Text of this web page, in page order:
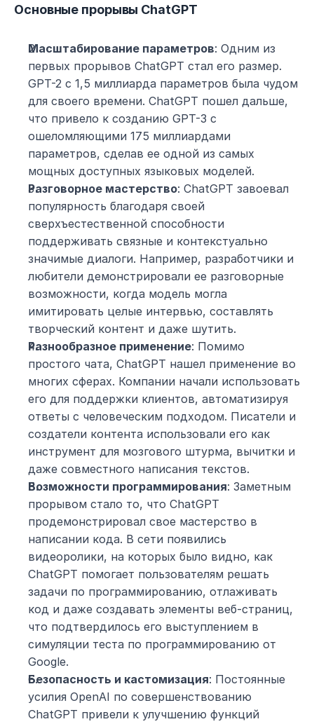
Основные прорывы ChatGPT
Масштабирование параметров: Одним из
первых прорывов ChatGPT стал его размер.
GPT-2 с 1,5 миллиарда параметров была чудом
для своего времени. ChatGPT пошел дальше,
что привело к созданию GPT-3 с
ошеломляющими 175 миллиардами
параметров, сделав ее одной из самых
мощных доступных языковых моделей.
Разговорное мастерство: ChatGPT завоевал
популярность благодаря своей
сверхъестественной способности
поддерживать связные и контекстуально
значимые диалоги. Например, разработчики и
любители демонстрировали ее разговорные
возможности, когда модель могла
имитировать целые интервью, составлять
творческий контент и даже шутить.
Разнообразное применение: Помимо
простого чата, ChatGPT нашел применение во
многих сферах. Компании начали использовать
его для поддержки клиентов, автоматизируя
ответы с человеческим подходом. Писатели и
создатели контента использовали его как
инструмент для мозгового штурма, вычитки и
даже совместного написания текстов.
Возможности программирования: Заметным
прорывом стало то, что ChatGPT
продемонстрировал свое мастерство в
написании кода. В сети появились
видеоролики, на которых было видно, как
ChatGPT помогает пользователям решать
задачи по программированию, отлаживать
код и даже создавать элементы веб-страниц,
что подтвердилось его выступлением в
симуляции теста по программированию от
Google.
Безопасность и кастомизация: Постоянные
усилия OpenAI по совершенствованию
ChatGPT привели к улучшению функций